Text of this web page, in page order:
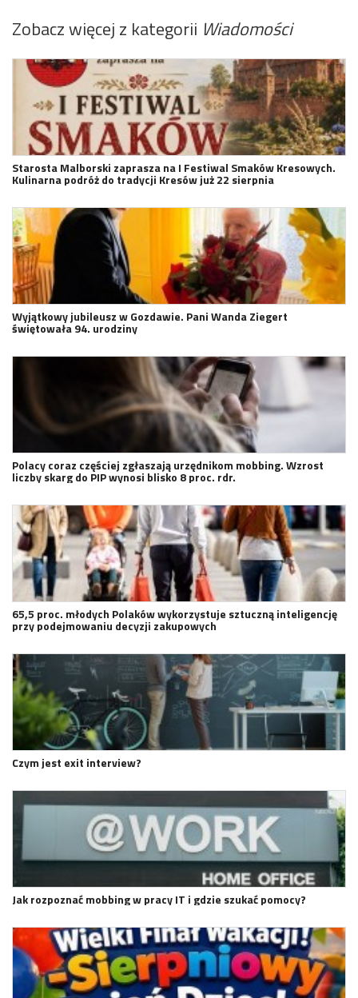
Zobacz więcej z kategorii Wiadomości
Starosta Malborski zaprasza na I Festiwal Smaków Kresowych.
Kulinarna podróż do tradycji Kresów już 22 sierpnia
Wyjątkowy jubileusz w Gozdawie. Pani Wanda Ziegert
świętowała 94. urodziny
Polacy coraz częściej zgłaszają urzędnikom mobbing. Wzrost
liczby skarg do PIP wynosi blisko 8 proc. rdr.
65,5 proc. młodych Polaków wykorzystuje sztuczną inteligencję
przy podejmowaniu decyzji zakupowych
Czym jest exit interview?
Jak rozpoznać mobbing w pracy IT i gdzie szukać pomocy?